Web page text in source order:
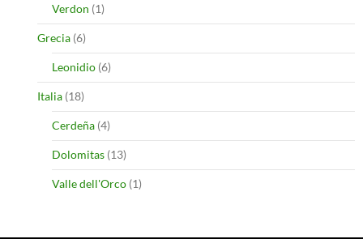
Verdon (1)
Grecia (6)
Leonidio (6)
Italia (18)
Cerdeña (4)
Dolomitas (13)
Valle dell'Orco (1)